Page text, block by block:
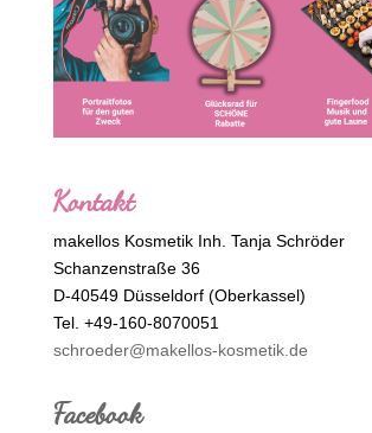
Kontakt
makellos Kosmetik Inh. Tanja Schröder
Schanzenstraße 36
D-40549 Düsseldorf (Oberkassel)
Tel. +49-160-8070051
schroeder@makellos-kosmetik.de
Facebook